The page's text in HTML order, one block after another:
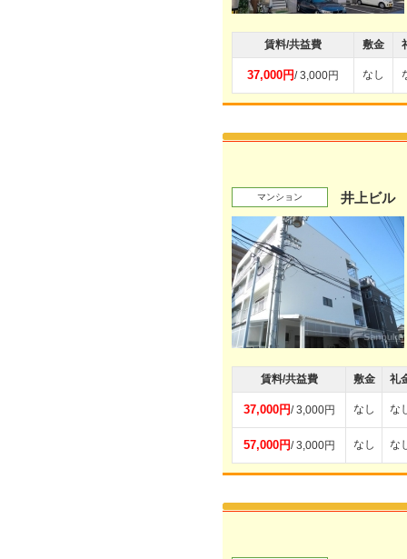
賃料/共益費 敷金
37,000円/ 3,000円 なし
マンション 井上ビル
賃料/共益費 敷金 礼
37,000円/ 3,000円 なし な
57,000円/ 3,000円 なし な